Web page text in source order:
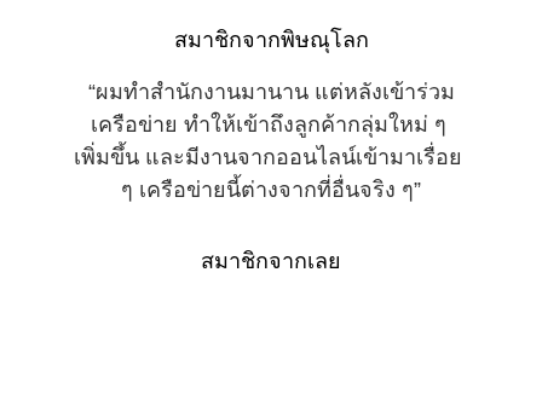
สมาชิกจากพิษณุโลก
“ผมทำสำนักงานมานาน แต่หลังเข้าร่วม
เครือข่าย ทำให้เข้าถึงลูกค้ากลุ่มใหม่ ๆ
เพิ่มขึ้น และมีงานจากออนไลน์เข้ามาเรื่อย
ๆ เครือข่ายนี้ต่างจากที่อื่นจริง ๆ”
สมาชิกจากเลย